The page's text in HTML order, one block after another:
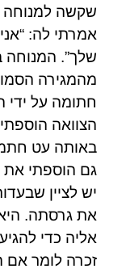
שקשה למנוחה
אמרתי לה:
שלך”. המנוחה
מהמגירה
חתומה על ידי
הצוואה
באותה עט
גם הוספתי את
יש לציין
את גרסתה.
אליה כדי
זכרה לומר אם